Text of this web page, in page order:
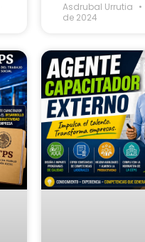
Asdrubal Urrutia
de 2024